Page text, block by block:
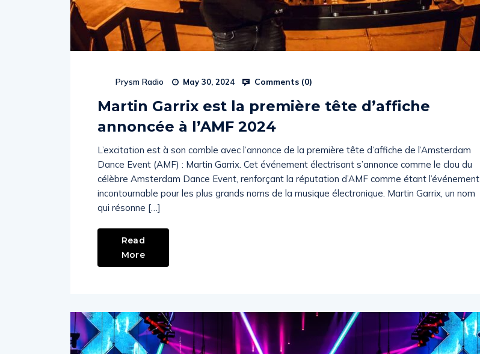
Prysm Radio May 30, 2024 Comments (0)
Martin Garrix est la première tête d’affiche
annoncée à l’AMF 2024
L’excitation est à son comble avec l’annonce de la première tête d’affiche de l’Amsterdam
Dance Event (AMF) : Martin Garrix. Cet événement électrisant s’annonce comme le clou du
célèbre Amsterdam Dance Event, renforçant la réputation d’AMF comme étant l’événement
incontournable pour les plus grands noms de la musique électronique. Martin Garrix, un nom
qui résonne […]
Read
More